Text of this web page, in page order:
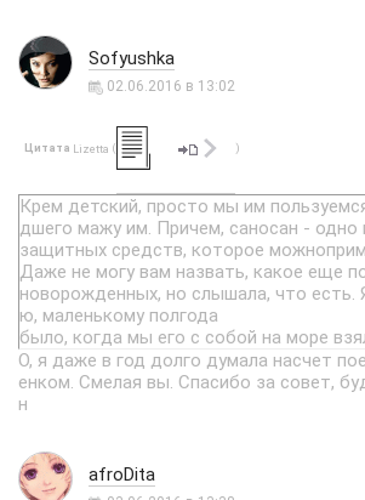
Sofyushka
02.06.2016 в 13:02
Цитата Lizetta ( )
Крем детский, просто мы им
дшего мажу им. Причем, саносан - одно
защитных средств, которое
Даже не могу вам назвать, какое еще
новорожденных, но слышала, что есть.
ю, маленькому полгода
было, когда мы его с собой на море
О, я даже в год долго думала насчет
енком. Смелая вы. Спасибо за совет,
н
afroDita